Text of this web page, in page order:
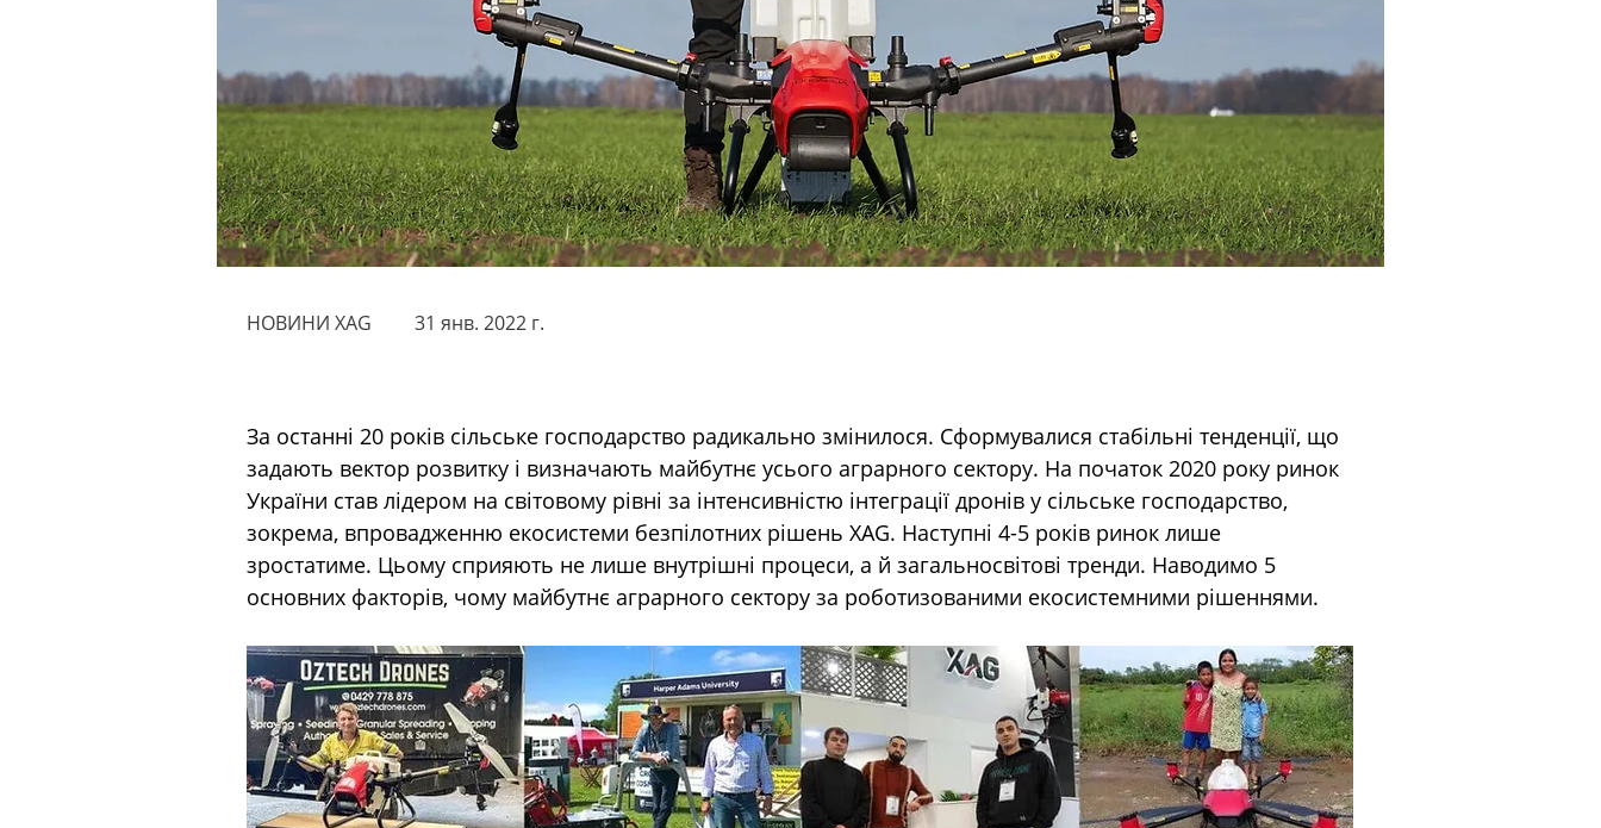
НОВИНИ XAG 31 янв. 2022 г.
За останні 20 років сільське господарство радикально змінилося. Сформувалися стабільні тенденції, що
задають вектор розвитку і визначають майбутнє усього аграрного сектору. На початок 2020 року ринок
України став лідером на світовому рівні за інтенсивністю інтеграції дронів у сільське господарство,
зокрема, впровадженню екосистеми безпілотних рішень XAG. Наступні 4-5 років ринок лише
зростатиме. Цьому сприяють не лише внутрішні процеси, а й загальносвітові тренди. Наводимо 5
основних факторів, чому майбутнє аграрного сектору за роботизованими екосистемними рішеннями.